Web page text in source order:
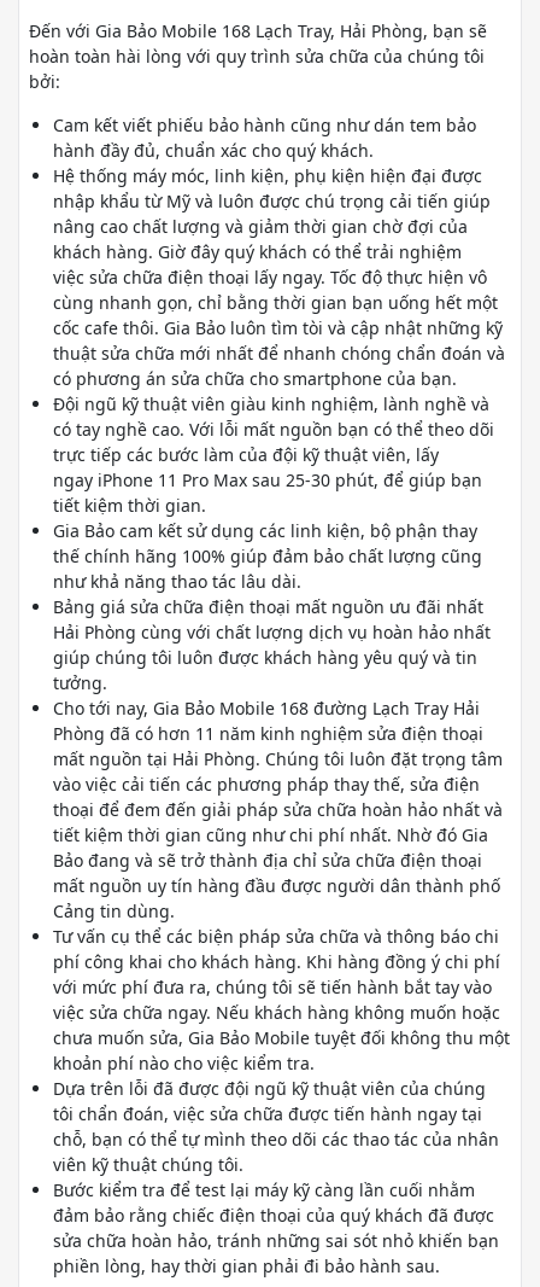
Đến với Gia Bảo Mobile 168 Lạch Tray, Hải Phòng, bạn sẽ
hoàn toàn hài lòng với quy trình sửa chữa của chúng tôi
bởi:
Cam kết viết phiếu bảo hành cũng như dán tem bảo
hành đầy đủ, chuẩn xác cho quý khách.
Hệ thống máy móc, linh kiện, phụ kiện hiện đại được
nhập khẩu từ Mỹ và luôn được chú trọng cải tiến giúp
nâng cao chất lượng và giảm thời gian chờ đợi của
khách hàng. Giờ đây quý khách có thể trải nghiệm
việc sửa chữa điện thoại lấy ngay. Tốc độ thực hiện vô
cùng nhanh gọn, chỉ bằng thời gian bạn uống hết một
cốc cafe thôi. Gia Bảo luôn tìm tòi và cập nhật những kỹ
thuật sửa chữa mới nhất để nhanh chóng chẩn đoán và
có phương án sửa chữa cho smartphone của bạn.
Đội ngũ kỹ thuật viên giàu kinh nghiệm, lành nghề và
có tay nghề cao. Với lỗi mất nguồn bạn có thể theo dõi
trực tiếp các bước làm của đội kỹ thuật viên, lấy
ngay iPhone 11 Pro Max sau 25-30 phút, để giúp bạn
tiết kiệm thời gian.
Gia Bảo cam kết sử dụng các linh kiện, bộ phận thay
thế chính hãng 100% giúp đảm bảo chất lượng cũng
như khả năng thao tác lâu dài.
Bảng giá sửa chữa điện thoại mất nguồn ưu đãi nhất
Hải Phòng cùng với chất lượng dịch vụ hoàn hảo nhất
giúp chúng tôi luôn được khách hàng yêu quý và tin
tưởng.
Cho tới nay, Gia Bảo Mobile 168 đường Lạch Tray Hải
Phòng đã có hơn 11 năm kinh nghiệm sửa điện thoại
mất nguồn tại Hải Phòng. Chúng tôi luôn đặt trọng tâm
vào việc cải tiến các phương pháp thay thế, sửa điện
thoại để đem đến giải pháp sửa chữa hoàn hảo nhất và
tiết kiệm thời gian cũng như chi phí nhất. Nhờ đó Gia
Bảo đang và sẽ trở thành địa chỉ sửa chữa điện thoại
mất nguồn uy tín hàng đầu được người dân thành phố
Cảng tin dùng.
Tư vấn cụ thể các biện pháp sửa chữa và thông báo chi
phí công khai cho khách hàng. Khi hàng đồng ý chi phí
với mức phí đưa ra, chúng tôi sẽ tiến hành bắt tay vào
việc sửa chữa ngay. Nếu khách hàng không muốn hoặc
chưa muốn sửa, Gia Bảo Mobile tuyệt đối không thu một
khoản phí nào cho việc kiểm tra.
Dựa trên lỗi đã được đội ngũ kỹ thuật viên của chúng
tôi chẩn đoán, việc sửa chữa được tiến hành ngay tại
chỗ, bạn có thể tự mình theo dõi các thao tác của nhân
viên kỹ thuật chúng tôi.
Bước kiểm tra để test lại máy kỹ càng lần cuối nhằm
đảm bảo rằng chiếc điện thoại của quý khách đã được
sửa chữa hoàn hảo, tránh những sai sót nhỏ khiến bạn
phiền lòng, hay thời gian phải đi bảo hành sau.